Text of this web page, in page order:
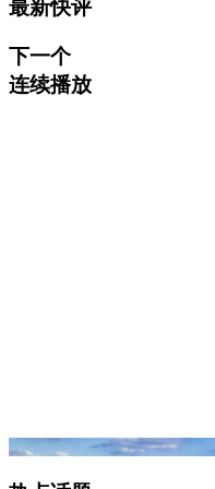
最新快评
下一个
连续播放